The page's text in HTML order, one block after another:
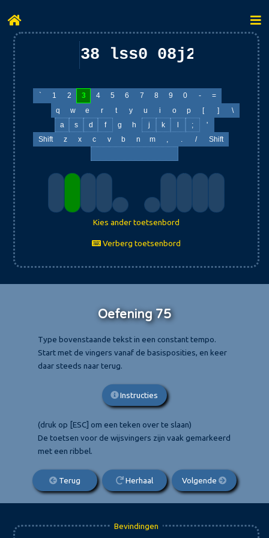
38 lss0 08j2 k53
` 1 2 3 4 5 6 7 8 9 0 -
=
q
w e r t y u i o p [ ]
\
a
s d f g h j k l ;
'
Shift
z x c v b n m , . / Shift
Kies ander toetsenbord
Verberg toetsenbord
Oefening 75
Type bovenstaande tekst in een constant tempo.
Start met de vingers vanaf de basisposities, en keer
daar steeds naar terug.
Instructies
(druk op [ESC] om een teken over te slaan)
De toetsen voor de wijsvingers zijn vaak gemarkeerd
met een ribbel.
Terug Herhaal Volgende
Bevindingen